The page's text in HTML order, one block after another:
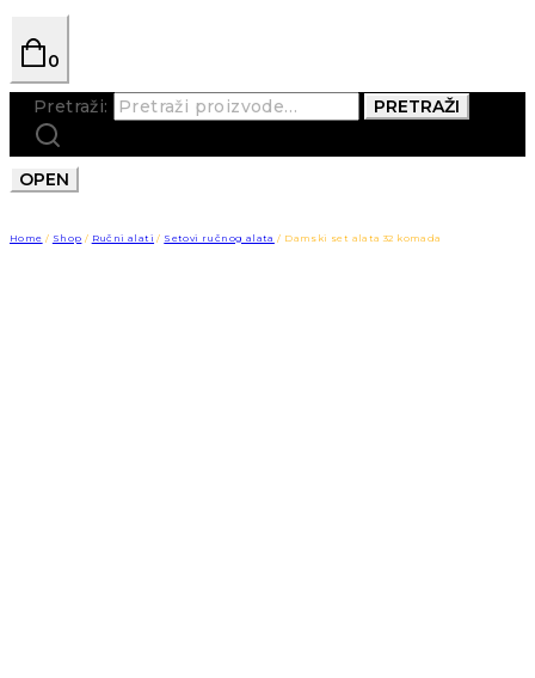
0
Pretraži: PRETRAŽI
OPEN
Home / Shop / Ručni alati / Setovi ručnog alata / Damski set alata 32 komada